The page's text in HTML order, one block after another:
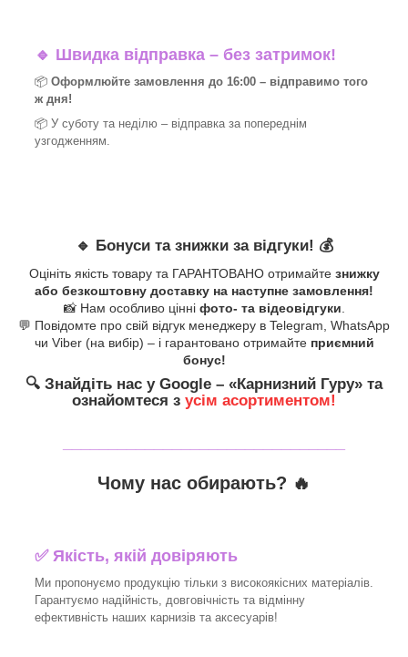
🔹 Швидка відправка – без затримок!
📦 Оформлюйте замовлення до 16:00 – відправимо того
ж дня!
📦 У суботу та неділю – відправка за попереднім
узгодженням.
🔹 Бонуси та знижки за відгуки! 💰
Оцініть якість товару та ГАРАНТОВАНО отримайте знижку
або безкоштовну доставку на наступне замовлення!
📸 Нам особливо цінні фото- та відеовідгуки.
💬 Повідомте про свій відгук менеджеру в Telegram, WhatsApp
чи Viber (на вибір) – і гарантовано отримайте приємний
бонус!
🔍 Знайдіть нас у Google – «Карнизний Гуру» та
ознайомтеся з усім асортиментом!
Чому нас обирають? 🔥
✅Якість, якій довіряють
Ми пропонуємо продукцію тільки з високоякісних матеріалів.
Гарантуємо надійність, довговічність та відмінну
ефективність наших карнизів та аксесуарів!